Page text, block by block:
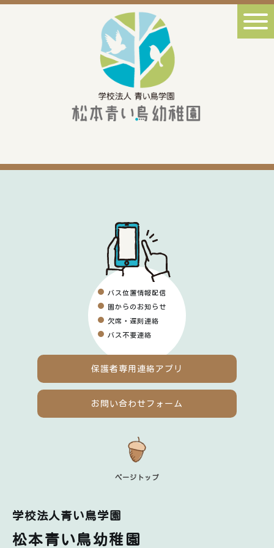
お問い合わせフォーム
保護者専用 連絡アプリ
バス位置情報配信
園からのお知らせ
欠席・遅刻連絡
バス不要連絡
ページトップ
学校法人青い鳥学園
松本青い鳥幼稚園